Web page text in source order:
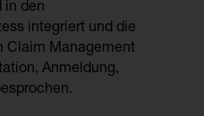
in den
integriert und die
Claim Management
Anmeldung,